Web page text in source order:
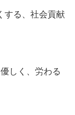
する、社会貢献
しく、労わる